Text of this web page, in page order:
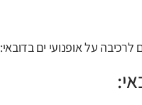
על אופנועי ים בדובאי: